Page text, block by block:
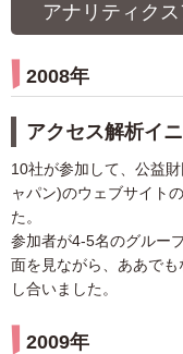
アナリティク
2008年
アクセス解析イ
10社が参加して、公益
ャパン)のウェブサイト
た。
参加者が4-5名のグルー
面を見ながら、ああで
し合いました。
2009年